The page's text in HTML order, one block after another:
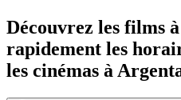
Découvrez les films
rapidement les
les cinémas à